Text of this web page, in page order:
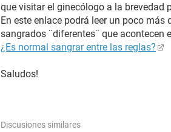
que visitar el ginecólogo a la brevedad
En este enlace podrá leer un poco
sangrados ¨diferentes¨ que acontecen
¿Es normal sangrar entre las reglas?
Saludos!
Discusiones similares